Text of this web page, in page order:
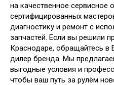
на качественное сервисное
сертифицированных
диагностику и ремонт с
запчастей. Если вы решили
Краснодаре, обращайтесь
дилер бренда. Мы
выгодные условия и
чтобы ваш путь за рулём